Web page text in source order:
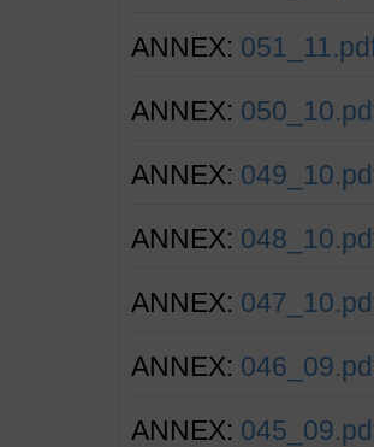
ANNEX:
ANNEX:
ANNEX:
ANNEX:
ANNEX:
ANNEX:
ANNEX: